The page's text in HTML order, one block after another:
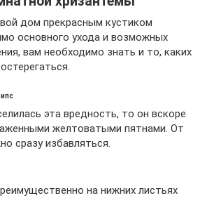
дом прекрасным кустиком
основного ухода и возможных
вам необходимо знать и то, каких
эта вредность, то он вскоре
желтоватыми пятнами. От
сразу избавляться.
на нижних листьях